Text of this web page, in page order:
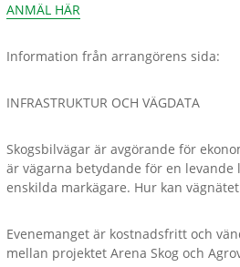
ANMÄL HÄR
Information från arrangörens sida:
INFRASTRUKTUR OCH VÄGDATA
Skogsbilvägar är avgörande för
är vägarna betydande för en
enskilda markägare. Hur kan
Evenemanget är kostnadsfritt och
mellan projektet Arena Skog och